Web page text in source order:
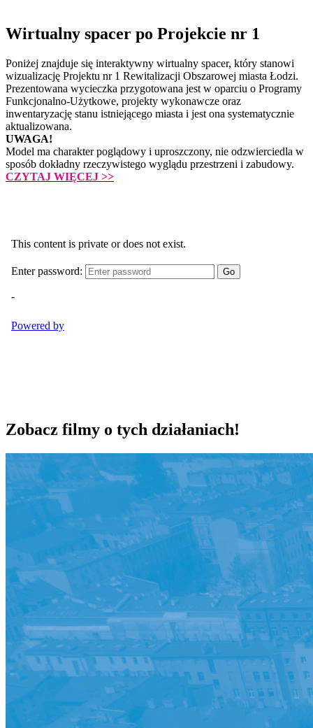
Wirtualny spacer po Projekcie nr 1
Poniżej znajduje się interaktywny wirtualny spacer, który stanowi
wizualizację Projektu nr 1 Rewitalizacji Obszarowej miasta Łodzi.
Prezentowana wycieczka przygotowana jest w oparciu o Programy
Funkcjonalno-Użytkowe, projekty wykonawcze oraz
inwentaryzację stanu istniejącego miasta i jest ona systematycznie
aktualizowana.
UWAGA!
Model ma charakter poglądowy i uproszczony, nie odzwierciedla w
sposób dokładny rzeczywistego wyglądu przestrzeni i zabudowy.
CZYTAJ WIĘCEJ >>
Zobacz filmy o tych działaniach!